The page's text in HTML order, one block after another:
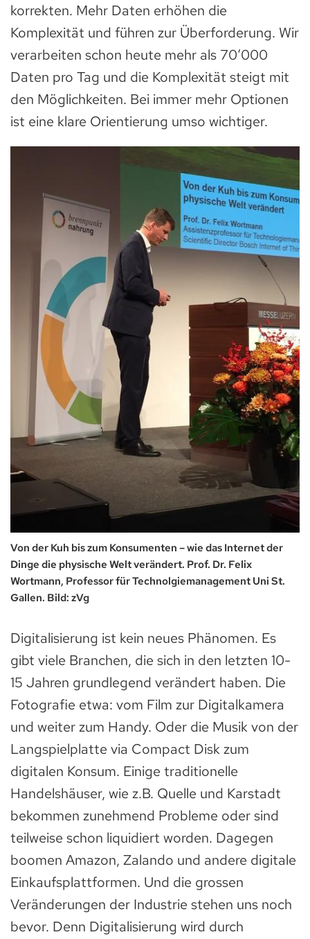
korrekten. Mehr Daten erhöhen die
Komplexität und führen zur Überforderung. Wir
verarbeiten schon heute mehr als 70‘000
Daten pro Tag und die Komplexität steigt mit
den Möglichkeiten. Bei immer mehr Optionen
ist eine klare Orientierung umso wichtiger.
Von der Kuh bis zum Konsumenten – wie das Internet der
Dinge die physische Welt verändert. Prof. Dr. Felix
Wortmann, Professor für Technolgiemanagement Uni St.
Gallen. Bild: zVg
Digitalisierung ist kein neues Phänomen. Es
gibt viele Branchen, die sich in den letzten 10-
15 Jahren grundlegend verändert haben. Die
Fotografie etwa: vom Film zur Digitalkamera
und weiter zum Handy. Oder die Musik von der
Langspielplatte via Compact Disk zum
digitalen Konsum. Einige traditionelle
Handelshäuser, wie z.B. Quelle und Karstadt
bekommen zunehmend Probleme oder sind
teilweise schon liquidiert worden. Dagegen
boomen Amazon, Zalando und andere digitale
Einkaufsplattformen. Und die grossen
Veränderungen der Industrie stehen uns noch
bevor. Denn Digitalisierung wird durch